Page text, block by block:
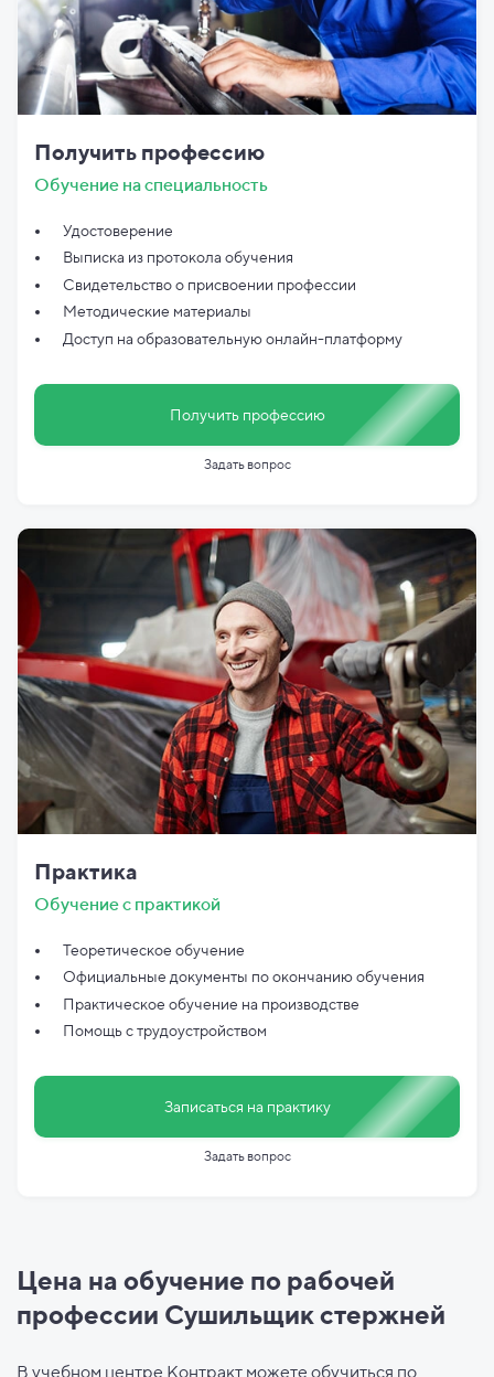
Получить профессию
Обучение на специальность
Удостоверение
Выписка из протокола обучения
Свидетельство о присвоении профессии
Методические материалы
Доступ на образовательную онлайн-платформу
Получить профессию
Задать вопрос
Практика
Обучение с практикой
Теоретическое обучение
Официальные документы поокончанию обучения
Практическое обучение на производстве
Помощь с трудоустройством
Записаться на практику
Задать вопрос
Цена на обучение по рабочей
профессии Сушильщик стержней
В учебном центре Контракт можете обучиться по